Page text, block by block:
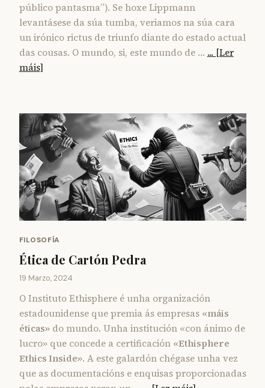
público pantasma”). Se hoxe Lippmann
levantásese da súa tumba, veriamos na súa cara
un irónico rictus de triunfo diante do estado actual
das cousas. O mundo, si, este mundo de … ... [Ler
máis]
FILOSOFÍA
Ética de Cartón Pedra
19 Marzo, 2024
O Instituto Ethisphere é unha organización
estadounidense que premia ás empresas «máis
éticas»do mundo. Unha institución «con ánimo de
lucro» que concede a certificación «Ethisphere
Ethics Inside». A este galardón chégase unha vez
que as documentacións e enquisas proporcionadas